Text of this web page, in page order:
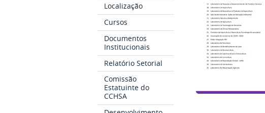
Localização
Cursos
Documentos
Institucionais
Relatório Setorial
Comissão
Estatuinte do
CCHSA